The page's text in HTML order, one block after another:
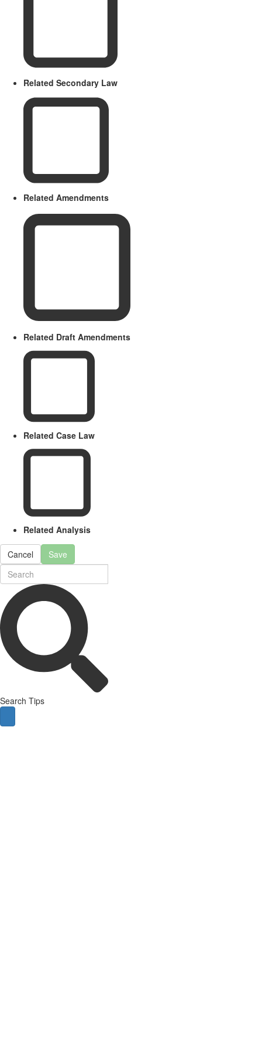
Related Secondary Law
Related Amendments
Related Draft Amendments
Related Case Law
Related Analysis
Cancel Save
Search Tips